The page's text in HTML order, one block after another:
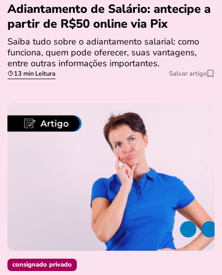
Adiantamento de Salário: antecipe a
partir de R$50 online via Pix
Saiba tudo sobre o adiantamento salarial: como
funciona, quem pode oferecer, suas vantagens,
entre outras informações importantes.
13 min Leitura Salvar artigo
consignado privado